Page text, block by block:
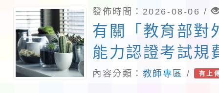
發佈時間：2026-08-06 /
有關「教育部對
能力認證考試規
準」第2條，業
內容分類： 教師專區 / 有上